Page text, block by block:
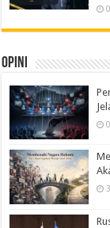
Opini